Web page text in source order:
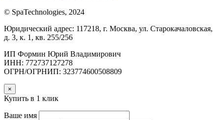
© SpaTechnologies, 2024
Юридический адрес: 117218, г. Москва, ул. Старокачаловская,
д. 3, к. 1, кв. 255/256
ИП Формин Юрий Владимирович
ИНН: 772737127278
ОГРН/ОГРНИП: 323774600508809
×
Купить в 1 клик
Ваше имя